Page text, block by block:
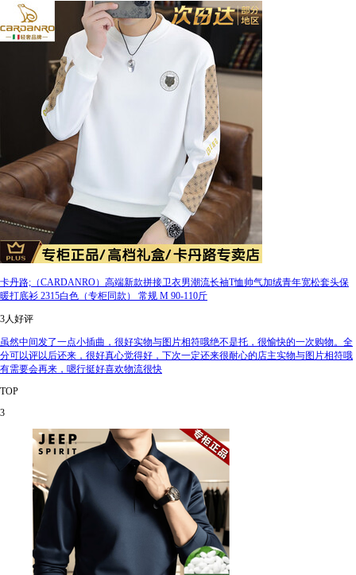
卡丹路;（CARDANRO）高端新款拼接卫衣男潮流长袖T恤帅气加绒青年宽松套头保
暖打底衫 2315白色（专柜同款） 常规 M 90-110斤
3人好评
虽然中间发了一点小插曲，很好实物与图片相符哦绝不是托，很愉快的一次购物。全
分可以评以后还来，很好真心觉得好，下次一定还来很耐心的店主实物与图片相符哦
有需要会再来，嗯行挺好喜欢物流很快
TOP
3